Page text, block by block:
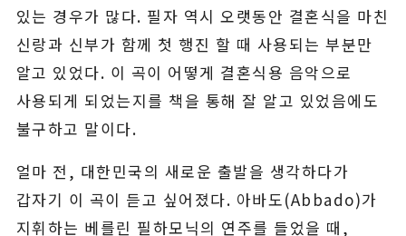
있는 경우가 많다. 필자 역시 오랫동안 결혼식을 마친
신랑과 신부가 함께 첫 행진 할 때 사용되는 부분만
알고 있었다. 이 곡이 어떻게 결혼식용 음악으로
사용되게 되었는지를 책을 통해 잘 알고 있었음에도
불구하고 말이다.
얼마 전, 대한민국의 새로운 출발을 생각하다가
갑자기 이 곡이 듣고 싶어졌다. 아바도(Abbado)가
지휘하는 베를린 필하모닉의 연주를 들었을 때,